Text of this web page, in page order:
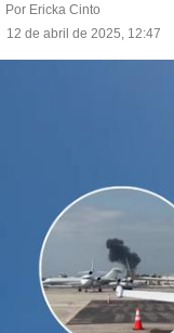
Por Ericka Cinto
12 de abril de 2025, 12:47